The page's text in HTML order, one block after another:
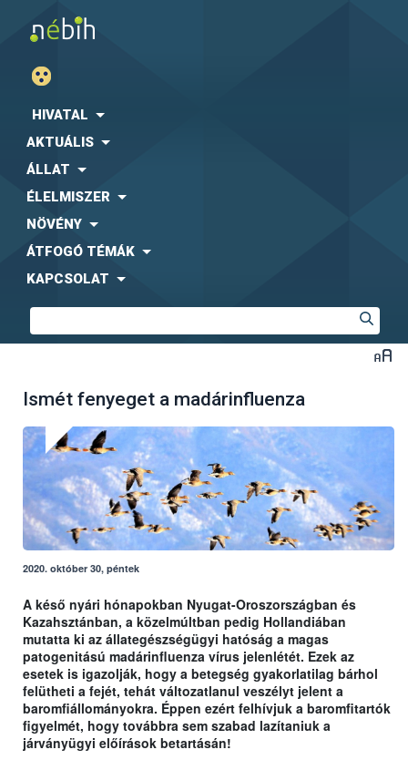
HIVATAL
AKTUÁLIS
ÁLLAT
ÉLELMISZER
NÖVÉNY
ÁTFOGÓ TÉMÁK
KAPCSOLAT
Ismét fenyeget a madárinfluenza
2020. október 30, péntek
A késő nyári hónapokban Nyugat-Oroszországban és
Kazahsztánban, a közelmúltban pedig Hollandiában
mutatta ki az állategészségügyi hatóság a magas
patogenitású madárinfluenza vírus jelenlétét. Ezek az
esetek is igazolják, hogy a betegség gyakorlatilag bárhol
felütheti a fejét, tehát változatlanul veszélyt jelent a
baromfiállományokra. Éppen ezért felhívjuk a baromfitartók
figyelmét, hogy továbbra sem szabad lazítaniuk a
járványügyi előírások betartásán!